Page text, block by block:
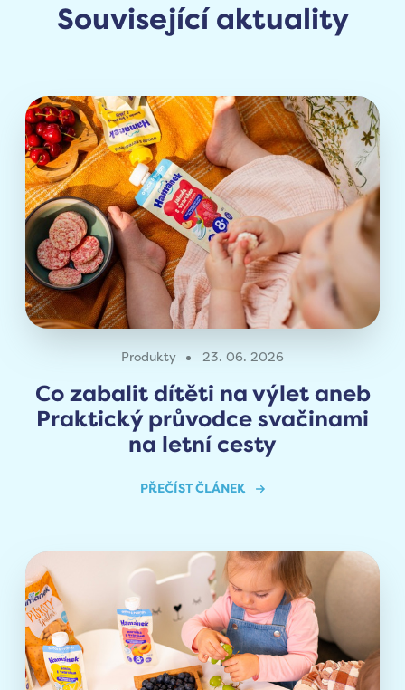
Související aktuality
Produkty 23. 06. 2026
Co zabalit dítěti na výlet aneb
Praktický průvodce svačinami
na letní cesty
PŘEČÍST ČLÁNEK